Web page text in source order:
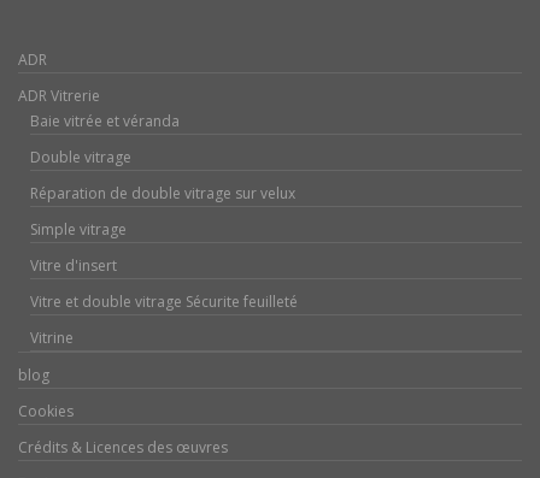
ADR
ADR Vitrerie
Baie vitrée et véranda
Double vitrage
Réparation de double vitrage sur velux
Simple vitrage
Vitre d'insert
Vitre et double vitrage Sécurite feuilleté
Vitrine
blog
Cookies
Crédits & Licences des œuvres